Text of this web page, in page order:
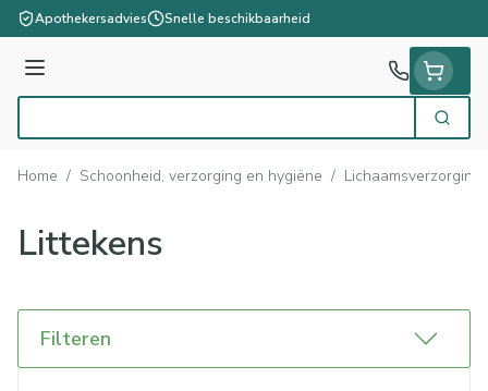
Ga naar de inhoud
Apothekersadvies Snelle beschikbaarheid
Menu
Zoek
Home / Schoonheid, verzorging en hygiëne / Lichaamsverzorging
Littekens
Filteren